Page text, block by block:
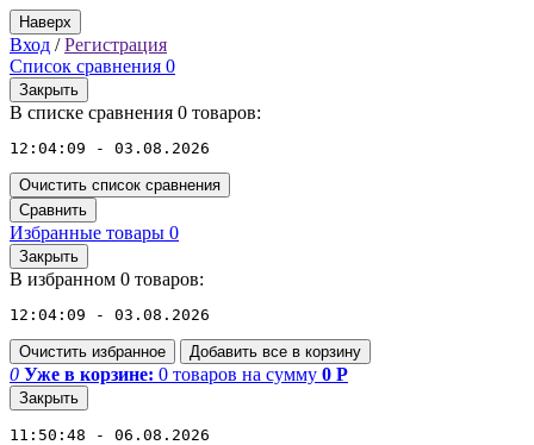
Наверх
Вход /Регистрация
Список сравнения 0
Закрыть
В списке сравнения 0 товаров:
12:04:09 - 03.08.2026
Очистить список сравнения
Сравнить
Избранные товары 0
Закрыть
В избранном 0 товаров:
12:04:09 - 03.08.2026
Очистить избранное Добавить все в корзину
0 Уже в корзине: 0 товаров на сумму 0 Р
Закрыть
11:50:48 - 06.08.2026